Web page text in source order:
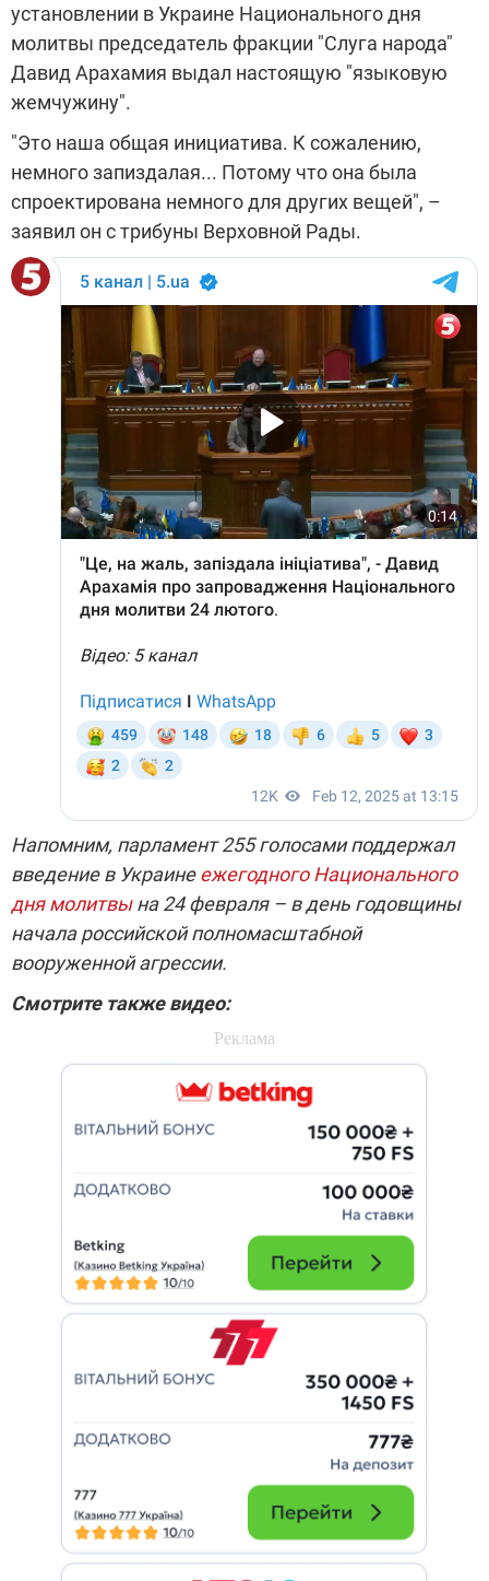
установлении в Украине Национального дня
молитвы председатель фракции "Слуга народа"
Давид Арахамия выдал настоящую "языковую
жемчужину".
"Это наша общая инициатива. К сожалению,
немного запиздалая... Потому что она была
спроектирована немного для других вещей", –
заявил он с трибуны Верховной Рады.
Напомним, парламент 255 голосами поддержал
введение в Украинеежегодного Национального
дня молитвына 24 февраля – в день годовщины
начала российской полномасштабной
вооруженной агрессии.
Смотрите также видео: